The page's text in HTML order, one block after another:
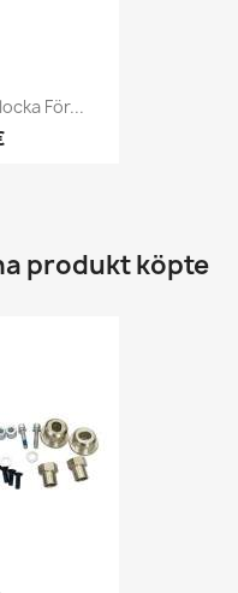
För...
produkt köpte